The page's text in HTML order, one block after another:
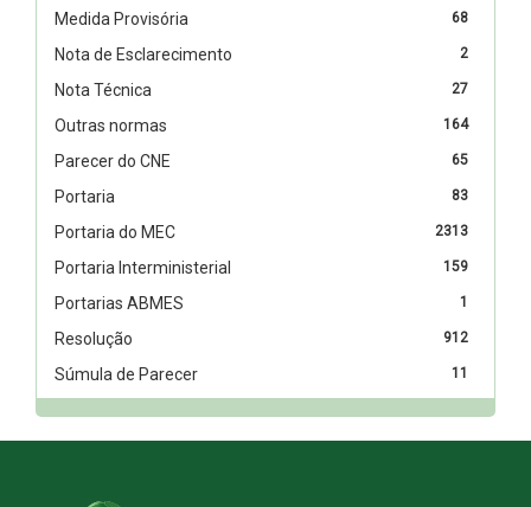
68
Medida Provisória
2
Nota de Esclarecimento
27
Nota Técnica
164
Outras normas
65
Parecer do CNE
83
Portaria
2313
Portaria do MEC
159
Portaria Interministerial
1
Portarias ABMES
912
Resolução
11
Súmula de Parecer